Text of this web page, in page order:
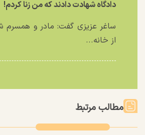
دادگاه شهادت دادند که من زنا کردم!
ساغر عزیزی گفت: مادر و همسرم
از خانه...
مطالب مرتبط